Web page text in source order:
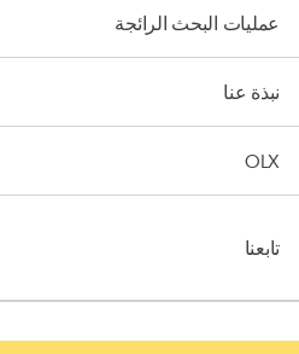
عمليات البحث الرائجة
نبذة عنا
OLX
تابعنا